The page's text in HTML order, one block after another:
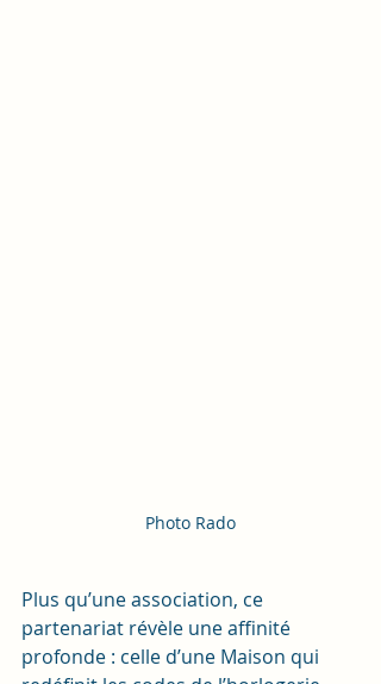
Photo Rado
Plus qu’une association, ce
partenariat révèle une affinité
profonde : celle d’une Maison qui